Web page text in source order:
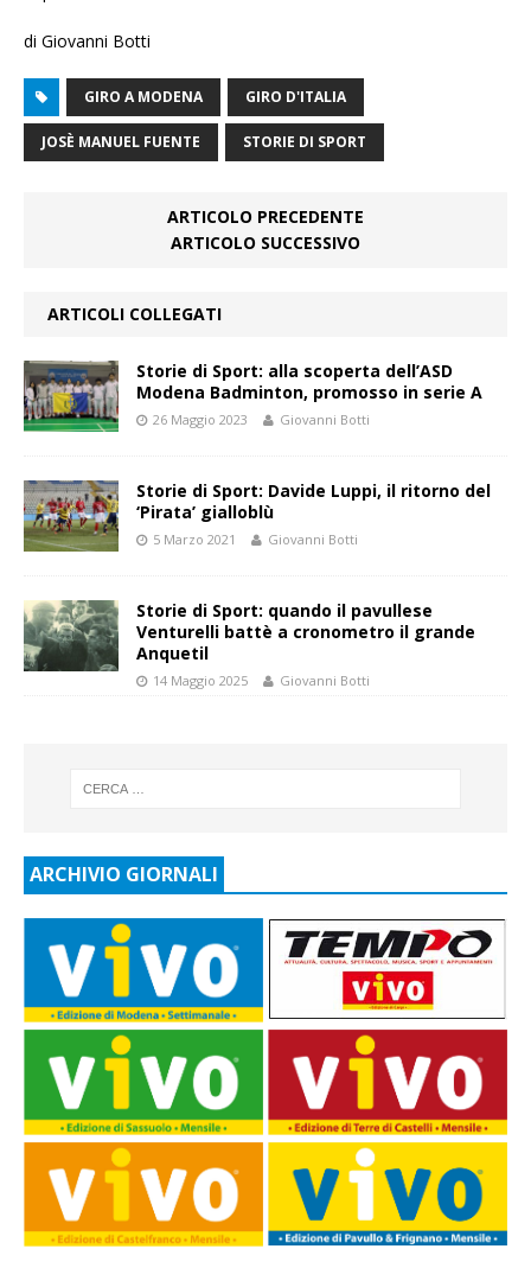
di Giovanni Botti
GIRO A MODENA GIRO D'ITALIA
JOSÈ MANUEL FUENTE STORIE DI SPORT
ARTICOLO PRECEDENTE
ARTICOLO SUCCESSIVO
ARTICOLI COLLEGATI
Storie di Sport: alla scoperta dell’ASD
Modena Badminton, promosso in serie A
26 Maggio 2023 Giovanni Botti
Storie di Sport: Davide Luppi, il ritorno del
‘Pirata’ gialloblù
5 Marzo 2021 Giovanni Botti
Storie di Sport: quando il pavullese
Venturelli battè a cronometro il grande
Anquetil
14 Maggio 2025 Giovanni Botti
ARCHIVIO GIORNALI